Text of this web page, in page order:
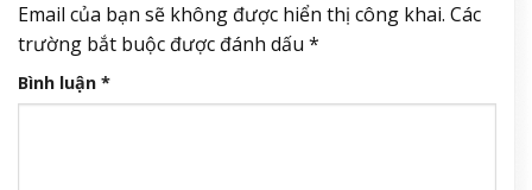
Email của bạn sẽ không được hiển thị công khai. Các
trường bắt buộc được đánh dấu *
Bình luận *